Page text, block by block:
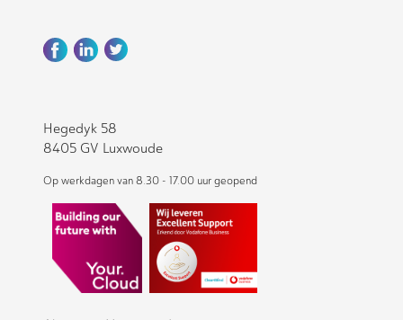
Hegedyk 58
8405 GV Luxwoude
Op werkdagen van 8.30 - 17.00 uur geopend